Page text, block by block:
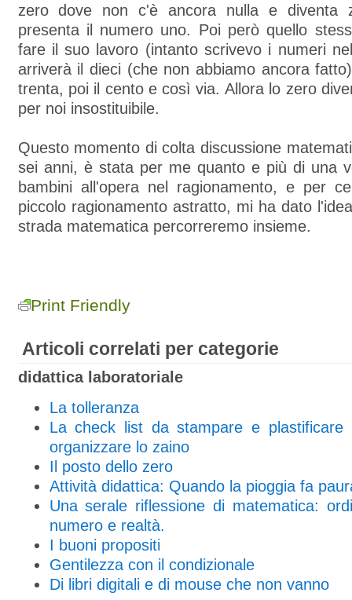
zero dove non c'è ancora nulla e diventa
presenta il numero uno. Poi però quello
fare il suo lavoro (intanto scrivevo i numeri
arriverà il dieci (che non abbiamo ancora
trenta, poi il cento e così via. Allora lo zero
per noi insostituibile.
Questo momento di colta discussione
sei anni, è stata per me quanto e più di una
bambini all'opera nel ragionamento, e per
piccolo ragionamento astratto, mi ha dato
strada matematica percorreremo insieme.
Print Friendly
Articoli correlati per categorie
didattica laboratoriale
La tolleranza
La check list da stampare e plastificare
organizzare lo zaino
Il posto dello zero
Attività didattica: Quando la pioggia fa
Una serale riflessione di matematica:
numero e realtà.
I buoni propositi
Gentilezza con il condizionale
Di libri digitali e di mouse che non vanno